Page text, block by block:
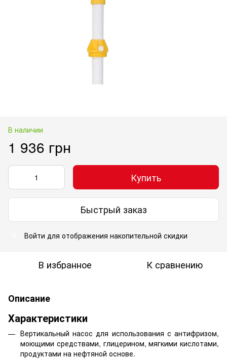
В наличии
1 936 грн
Купить
Быстрый заказ
Войти для отображения накопительной скидки
В избранное К сравнению
Описание
Характеристики
Вертикальный насос для использования с антифризом,
моющими средствами, глицерином, мягкими кислотами,
продуктами на нефтяной основе.